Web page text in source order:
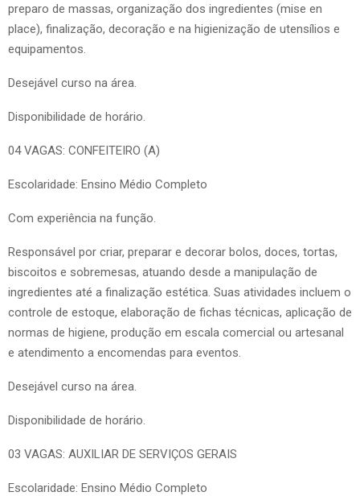
preparo de massas, organização dos ingredientes (mise en
place), finalização, decoração e na higienização de utensílios e
equipamentos.
Desejável curso na área.
Disponibilidade de horário.
04 VAGAS: CONFEITEIRO (A)
Escolaridade: Ensino Médio Completo
Com experiência na função.
Responsável por criar, preparar e decorar bolos, doces, tortas,
biscoitos e sobremesas, atuando desde a manipulação de
ingredientes até a finalização estética. Suas atividades incluem o
controle de estoque, elaboração de fichas técnicas, aplicação de
normas de higiene, produção em escala comercial ou artesanal
e atendimento a encomendas para eventos.
Desejável curso na área.
Disponibilidade de horário.
03 VAGAS: AUXILIAR DE SERVIÇOS GERAIS
Escolaridade: Ensino Médio Completo